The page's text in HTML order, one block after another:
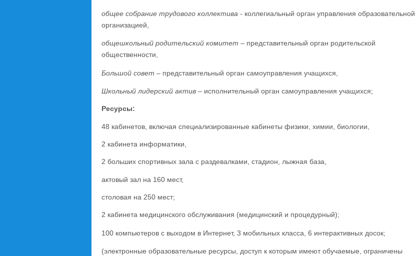
общее собрание трудового коллектива - коллегиальный орган управления образовательной
организацией,
общешкольный родительский комитет – представительный орган родительской
общественности,
Большой совет – представительный орган самоуправления учащихся,
Школьный лидерский актив – исполнительный орган самоуправления учащихся;
Ресурсы:
48 кабинетов, включая специализированные кабинеты физики, химии, биологии,
2 кабинета информатики,
2 больших спортивных зала с раздевалками, стадион, лыжная база,
актовый зал на 160 мест,
столовая на 250 мест;
2 кабинета медицинского обслуживания (медицинский и процедурный);
100 компьютеров с выходом в Интернет, 3 мобильных класса, 6 интерактивных досок;
(электронные образовательные ресурсы, доступ к которым имеют обучаемые, ограничены